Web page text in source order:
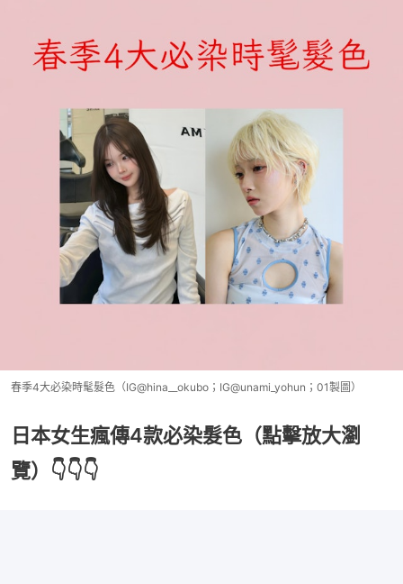
春季4大必染時髦髮色（IG@hina__okubo；IG@unami_yohun；01製圖）
日本女生瘋傳4款必染髮色（點擊放大瀏
覽）👇👇👇